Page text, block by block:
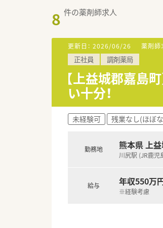
8 件の薬剤師求人
更新日： 2026/06/26 薬剤師
正社員 調剤薬局
【上益城郡嘉島
い十分！
未経験可 残業なし(ほぼ
勤務地 熊本県 上
川尻駅 (JR鹿児
給与 年収550万
※経験考慮